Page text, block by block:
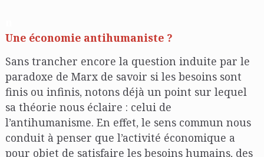
Une économie antihumaniste ?
Sans trancher encore la question induite par le
paradoxe de Marx de savoir si les besoins sont
finis ou infinis, notons déjà un point sur lequel
sa théorie nous éclaire : celui de
l’antihumanisme. En effet, le sens commun nous
conduit à penser que l’activité économique a
pour objet de satisfaire les besoins humains, des